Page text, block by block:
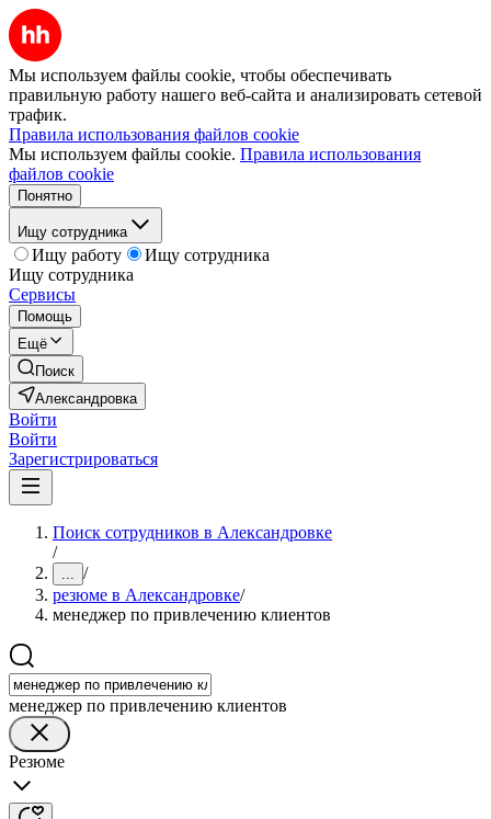
Мы используем файлы cookie, чтобы обеспечивать
правильную работу нашего веб-сайта и анализировать сетевой
трафик.
Правила использования файлов cookie
Мы используем файлы cookie. Правила использования
файлов cookie
Понятно
Ищу сотрудника
Ищу работу
Ищу сотрудника
Ищу сотрудника
Сервисы
Помощь
Ещё
Поиск
Александровка
Войти
Войти
Зарегистрироваться
Поиск сотрудников в Александровке
/
... /
резюме в Александровке/
менеджер по привлечению клиентов
менеджер по привлечению клиентов
Резюме